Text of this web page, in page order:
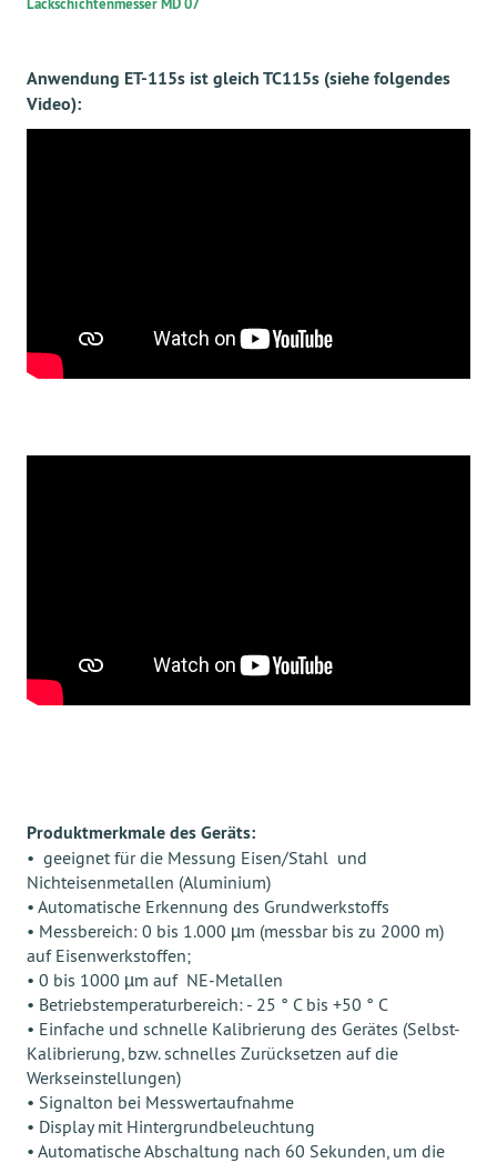
Lackschichtenmesser MD 07
Anwendung ET-115s ist gleich TC115s (siehe folgendes
Video):
Produktmerkmale des Geräts:
• geeignet für die Messung Eisen/Stahl und
Nichteisenmetallen (Aluminium)
• Automatische Erkennung des Grundwerkstoffs
• Messbereich: 0 bis 1.000 µm (messbar bis zu 2000 m)
auf Eisenwerkstoffen;
• 0 bis 1000 µm auf NE-Metallen
• Betriebstemperaturbereich: - 25 ° C bis +50 ° C
• Einfache und schnelle Kalibrierung des Gerätes (Selbst-
Kalibrierung, bzw. schnelles Zurücksetzen auf die
Werkseinstellungen)
• Signalton bei Messwertaufnahme
• Display mit Hintergrundbeleuchtung
• Automatische Abschaltung nach 60 Sekunden, um die